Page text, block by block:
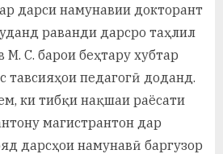
Х
у
с
р
а
дарси намунавии докторант
раванди дарсро таҳлил
С. барои беҳтару хубтар
тавсияҳои педагогӣ доданд.
ки тибқи нақшаи раёсати
магистрантон дар
дарсҳои намунавӣ баргузор